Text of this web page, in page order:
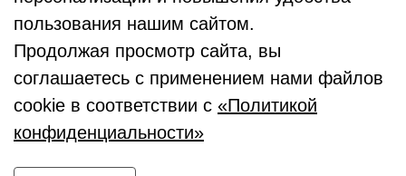
пользования нашим сайтом.
Продолжая просмотр сайта, вы
соглашаетесь с применением нами файлов
cookie в соответствии с «Политикой
конфиденциальности»